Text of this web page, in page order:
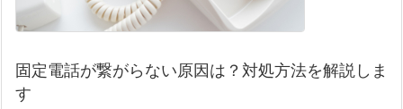
固定電話が繋がらない原因は？対処方法を解説しま
す